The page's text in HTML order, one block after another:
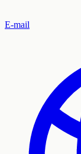
E-mail